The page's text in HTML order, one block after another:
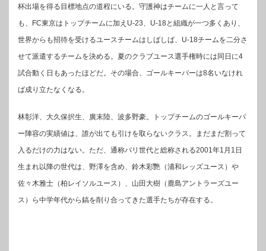
杯出場を得る目標地点の道程にいる。守護神はチームに一人と言って
も、FC東京はトップチームに加えU-23、U-18と組織が一つ多くあり、
世界からも招待を受けるユースチームはしばしば、U-18チームを二分さ
せて派遣するチームを決める。夏のクラブユース選手権時には同日に4
試合動く日もあったほどだ。その場合、ゴールキーパーは8名いなけれ
ば成り立たなくなる。
林彰洋、大久保択生、廣末陸、波多野豪。トップチームのゴールキーパ
ー陣容の実績値は、誰が出ても引けを取らないクラス。まだまだ割って
入るだけの力はない。ただ、通称パリ世代と総称される2001年1月1日
生まれ以降の世代は、野澤を含め、鈴木彩艷（浦和レッズユース）や
佐々木雅士（柏レイソルユース）、山田大樹（鹿島アントラーズユー
ス）ら中学年代から鎬を削り合ってきた選手たちが存在する。